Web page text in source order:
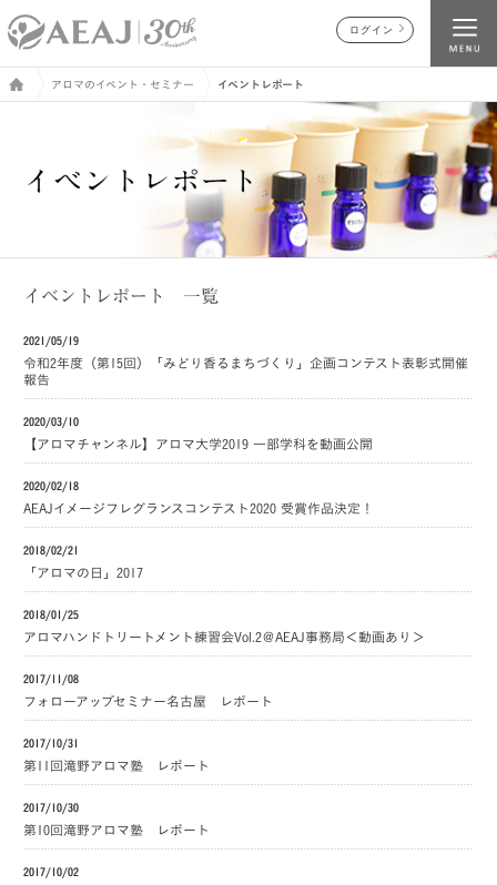
ログイン
アロマのイベント・セミナー イベントレポート
イベントレポート 一覧
2021/05/19
令和2年度（第15回）「みどり香るまちづくり」企画コンテスト表彰式開催
報告
2020/03/10
【アロマチャンネル】アロマ大学2019 一部学科を動画公開
2020/02/18
AEAJイメージフレグランスコンテスト2020 受賞作品決定！
2018/02/21
「アロマの日」2017
2018/01/25
アロマハンドトリートメント練習会Vol.2＠AEAJ事務局＜動画あり＞
2017/11/08
フォローアップセミナー名古屋 レポート
2017/10/31
第11回滝野アロマ塾 レポート
2017/10/30
第10回滝野アロマ塾 レポート
2017/10/02